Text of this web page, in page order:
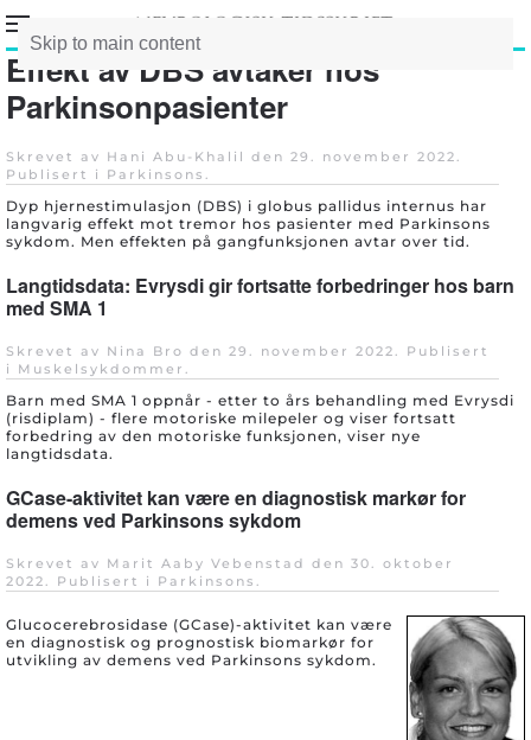
Skip to main content
Effekt av DBS avtaker hos
Parkinsonpasienter
Skrevet av Hani Abu-Khalil den 29. november 2022.
Publisert i Parkinsons .
Dyp hjernestimulasjon (DBS) i globus pallidus internus har
langvarig effekt mot tremor hos pasienter med Parkinsons
sykdom. Men effekten på gangfunksjonen avtar over tid.
Langtidsdata: Evrysdi gir fortsatte forbedringer hos barn
med SMA 1
Skrevet av Nina Bro den 29. november 2022. Publisert
i Muskelsykdommer .
Barn med SMA 1 oppnår - etter to års behandling med Evrysdi
(risdiplam) - flere motoriske milepeler og viser fortsatt
forbedring av den motoriske funksjonen, viser nye
langtidsdata.
GCase-aktivitet kan være en diagnostisk markør for
demens ved Parkinsons sykdom
Skrevet av Marit Aaby Vebenstad den 30. oktober
2022. Publisert i Parkinsons .
Glucocerebrosidase (GCase)-aktivitet kan være
en diagnostisk og prognostisk biomarkør for
utvikling av demens ved Parkinsons sykdom.